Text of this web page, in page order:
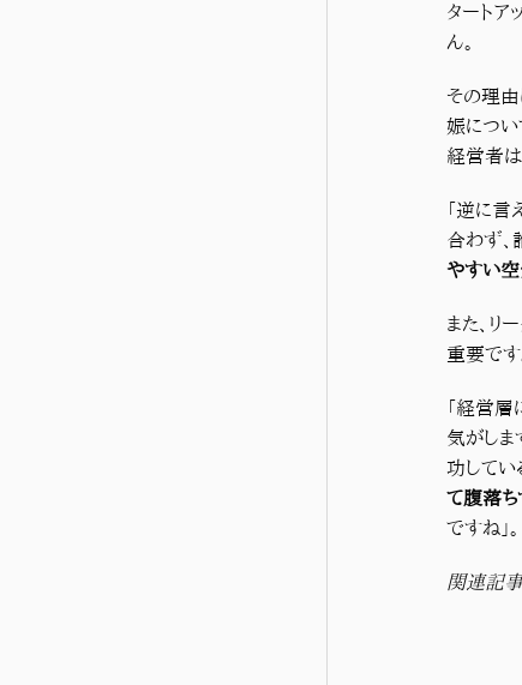
タートア
ん。
その理由
娠につい
経営者は
「逆に
合わず、
やすい
また、リ
重要です
「経営
気がしま
功してい
て腹落ち
ですね」。
関連記事